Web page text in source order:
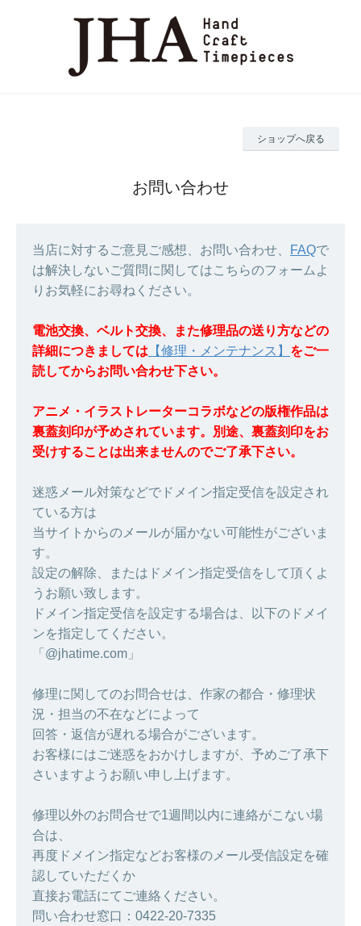
ショップへ戻る
お問い合わせ
当店に対するご意見ご感想、お問い合わせ、 FAQで
は解決しないご質問に関してはこちらのフォームよ
りお気軽にお尋ねください。
電池交換、ベルト交換、また修理品の送り方などの
詳細につきましては 【修理・メンテナンス】 をご一
読してからお問い合わせ下さい。
アニメ・イラストレーターコラボなどの版権作品は
裏蓋刻印が予めされています。別途、裏蓋刻印をお
受けすることは出来ませんのでご了承下さい。
迷惑メール対策などでドメイン指定受信を設定され
ている方は
当サイトからのメールが届かない可能性がございま
す。
設定の解除、またはドメイン指定受信をして頂くよ
うお願い致します。
ドメイン指定受信を設定する場合は、以下のドメイ
ンを指定してください。
「@jhatime.com」
修理に関してのお問合せは、作家の都合・修理状
況・担当の不在などによって
回答・返信が遅れる場合がございます。
お客様にはご迷惑をおかけしますが、予めご了承下
さいますようお願い申し上げます。
修理以外のお問合せで1週間以内に連絡がこない場
合は、
再度ドメイン指定などお客様のメール受信設定を確
認していただくか
直接お電話にてご連絡ください。
問い合わせ窓口：0422-20-7335